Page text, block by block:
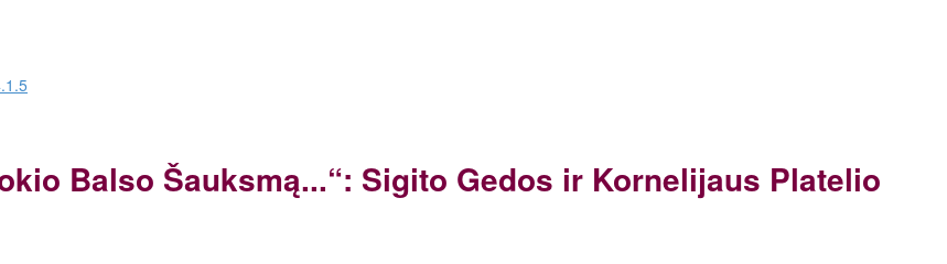
Balso Šauksmą...“: Sigito Gedos ir Kornelijaus Platelio